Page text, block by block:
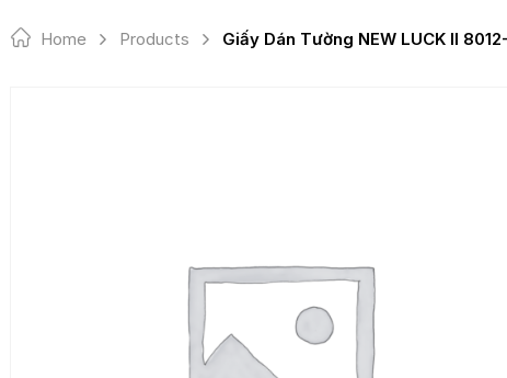
Home Products Giấy Dán Tường NEW LUCK II